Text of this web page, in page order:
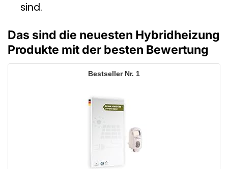
sind.
Das sind die neuesten Hybridheizung
Produkte mit der besten Bewertung
1